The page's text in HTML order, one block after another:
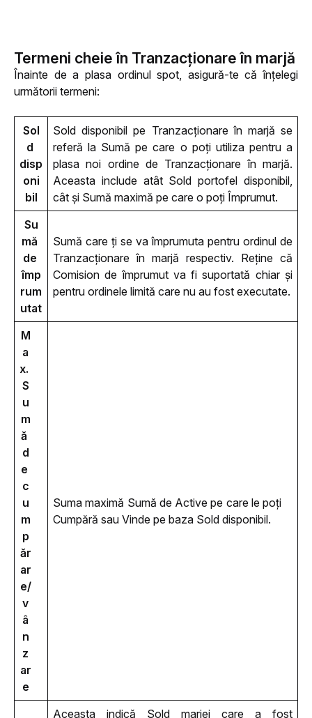
Termeni cheie în Tranzacționare în marjă
Înainte de a plasa ordinul spot, asigură-te că înțelegi
următorii termeni:
Sol
d
disp
oni
bil
Sold disponibil pe Tranzacționare în marjă se
referă la Sumă pe care o poți utiliza pentru a
plasa noi ordine de Tranzacționare în marjă.
Aceasta include atât Sold portofel disponibil,
cât și Sumă maximă pe care o poți Împrumut.
Su
mă
de
împ
rum
utat
Sumă care ți se va împrumuta pentru ordinul de
Tranzacționare în marjă respectiv. Reține că
Comision de împrumut va fi suportată chiar și
pentru ordinele limită care nu au fost executate.
M
a
x.
S
u
m
ă
d
e
c
u
m
p
ăr
ar
e/
v
â
n
z
ar
e
Suma maximă Sumă de Active pe care le poți
Cumpără sau Vinde pe baza Sold disponibil.
Aceasta indică Sold marjei care a fost